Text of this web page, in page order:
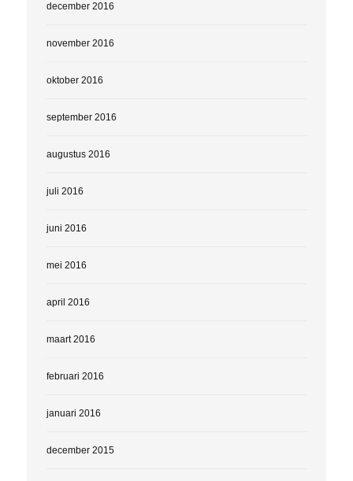
december 2016
november 2016
oktober 2016
september 2016
augustus 2016
juli 2016
juni 2016
mei 2016
april 2016
maart 2016
februari 2016
januari 2016
december 2015